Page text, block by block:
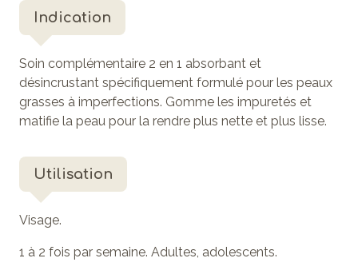
Indication
Soin complémentaire 2 en 1 absorbant et
désincrustant spécifiquement formulé pour les peaux
grasses à imperfections. Gomme les impuretés et
matifie la peau pour la rendre plus nette et plus lisse.
Utilisation
Visage.
1 à 2 fois par semaine. Adultes, adolescents.